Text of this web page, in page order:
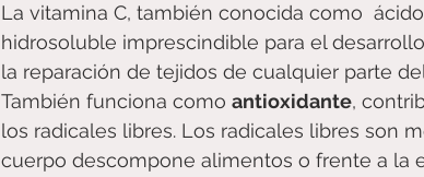
La vitamina C, también conocida como
hidrosoluble imprescindible para el
la reparación de tejidos de cualquier parte
También funciona como antioxidante,
los radicales libres. Los radicales libres son
cuerpo descompone alimentos o frente a la